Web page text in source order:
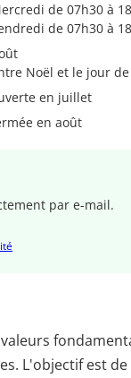
de 07h30 à
de 07h30 à
Noël et le jour
en juillet
en août
par e-mail.
L'objectif est